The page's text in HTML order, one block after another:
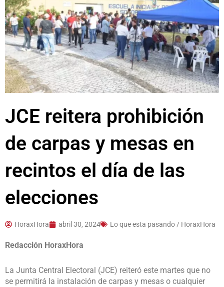
JCE reitera prohibición
de carpas y mesas en
recintos el día de las
elecciones
HoraxHora abril 30, 2024 Lo que esta pasando / HoraxHora
Redacción HoraxHora
La Junta Central Electoral (JCE) reiteró este martes que no
se permitirá la instalación de carpas y mesas o cualquier